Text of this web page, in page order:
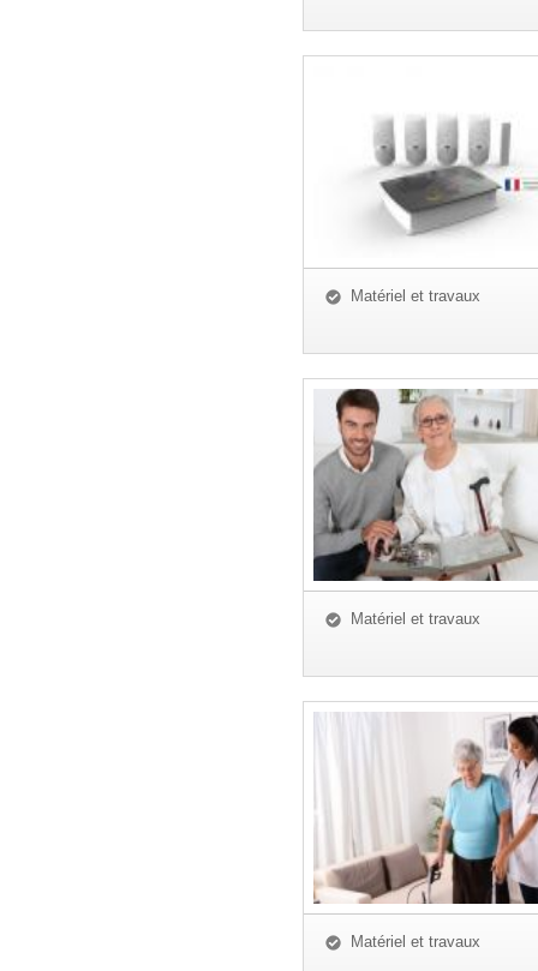
Matériel et travaux
Matériel et travaux
Matériel et travaux